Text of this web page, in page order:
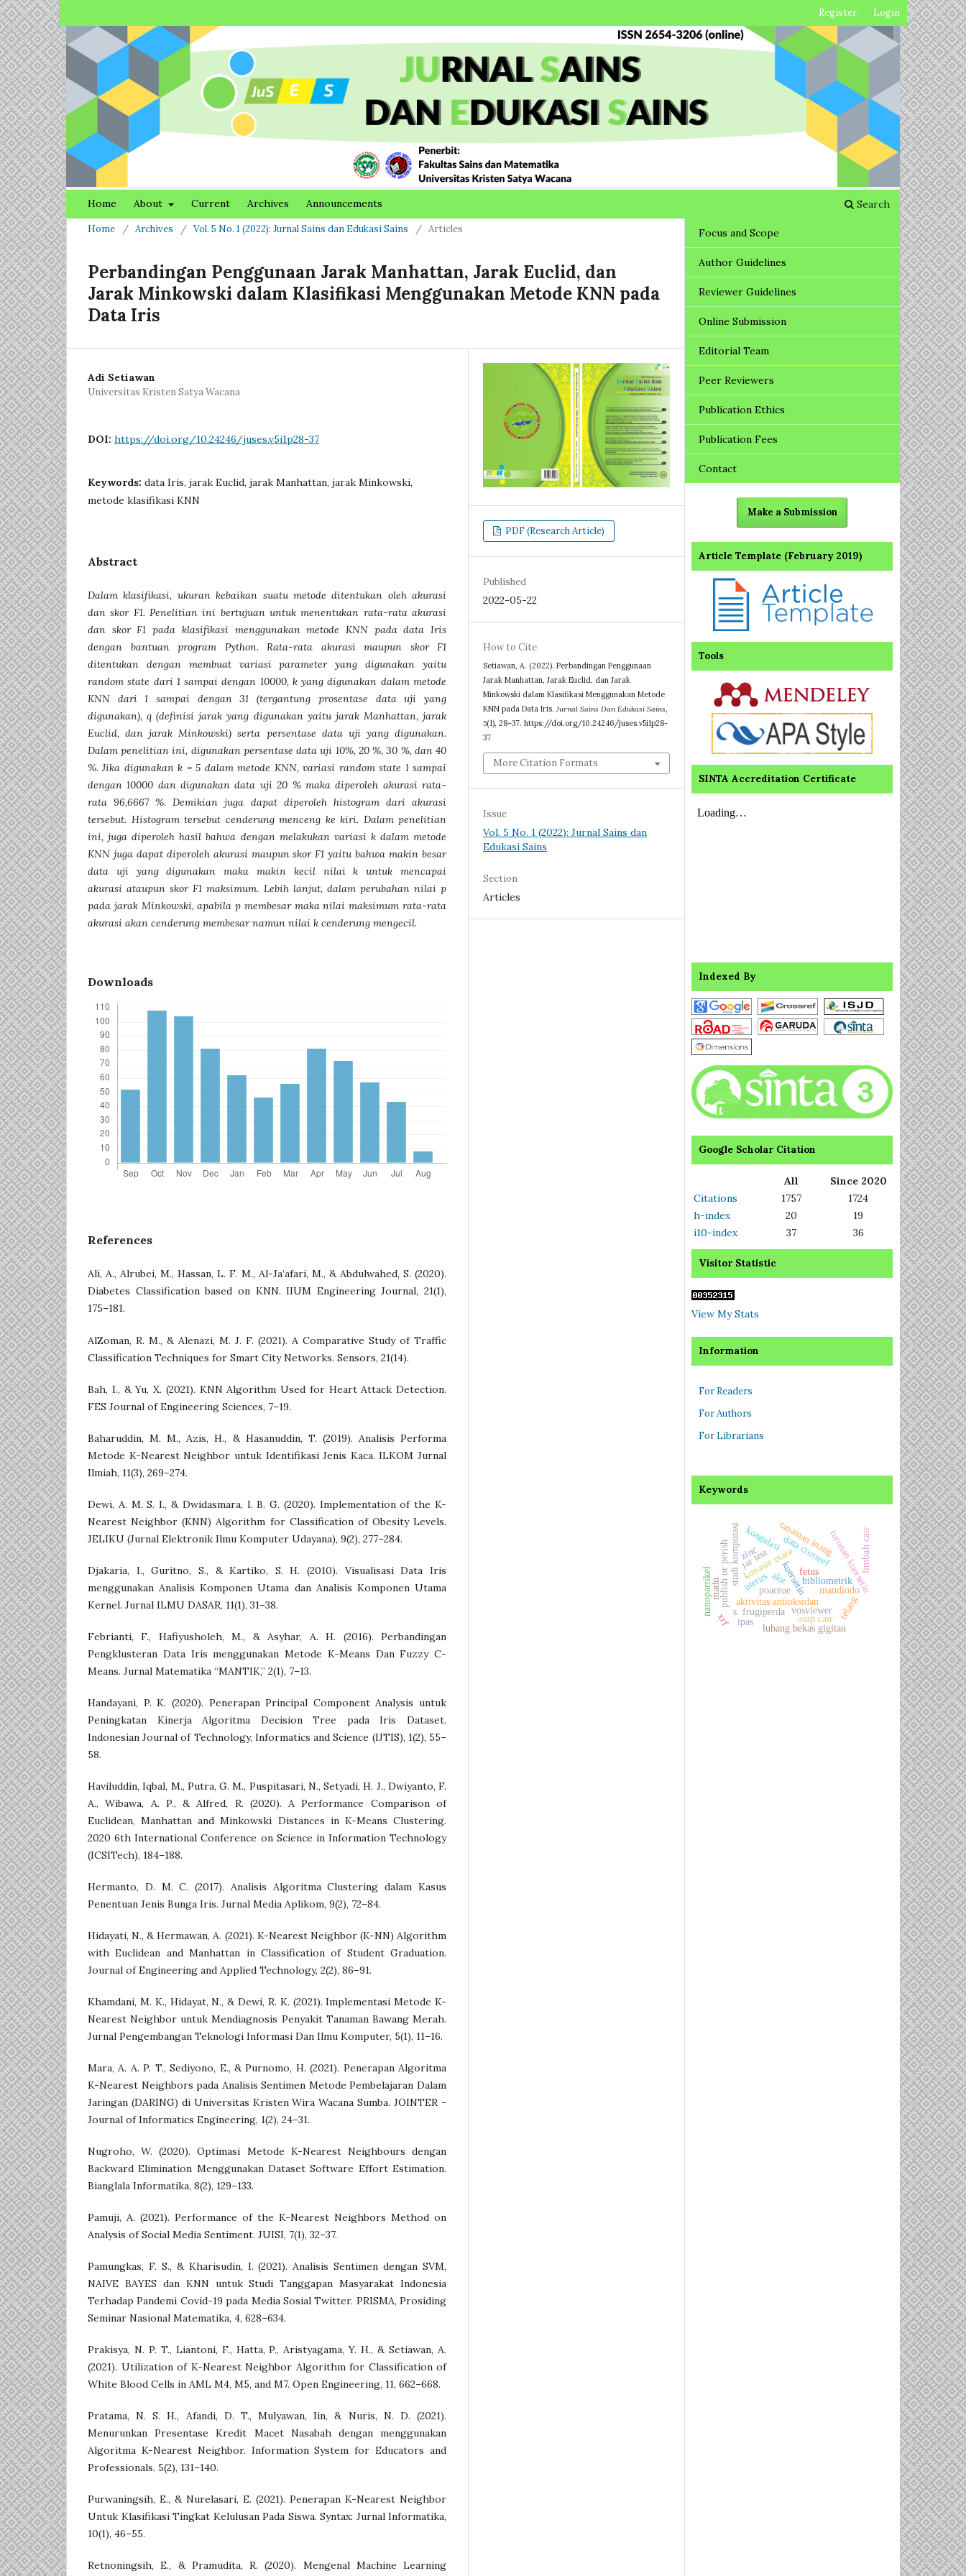
Home About Current Archives Announcements Search
Register Login
Home / Archives / Vol. 5 No. 1 (2022): Jurnal Sains dan Edukasi Sains / Articles
Perbandingan Penggunaan Jarak Manhattan, Jarak Euclid, dan
Jarak Minkowski dalam Klasifikasi Menggunakan Metode KNN pada
Data Iris
Adi Setiawan
Universitas Kristen Satya Wacana
DOI: https://doi.org/10.24246/juses.v5i1p28-37
Keywords: data Iris, jarak Euclid, jarak Manhattan, jarak Minkowski,
metode klasifikasi KNN
Abstract
Dalam klasifikasi, ukuran kebaikan suatu metode ditentukan oleh akurasi
dan skor F1. Penelitian ini bertujuan untuk menentukan rata-rata akurasi
dan skor F1 pada klasifikasi menggunakan metode KNN pada data Iris
dengan bantuan program Python. Rata-rata akurasi maupun skor F1
ditentukan dengan membuat variasi parameter yang digunakan yaitu
random state dari 1 sampai dengan 10000, k yang digunakan dalam metode
KNN dari 1 sampai dengan 31 (tergantung prosentase data uji yang
digunakan), q (definisi jarak yang digunakan yaitu jarak Manhattan, jarak
Euclid, dan jarak Minkowski) serta persentase data uji yang digunakan.
Dalam penelitian ini, digunakan persentase data uji 10%, 20 %, 30 %, dan 40
%. Jika digunakan k = 5 dalam metode KNN, variasi random state 1 sampai
dengan 10000 dan digunakan data uji 20 % maka diperoleh akurasi rata-
rata 96,6667 %. Demikian juga dapat diperoleh histogram dari akurasi
tersebut. Histogram tersebut cenderung menceng ke kiri. Dalam penelitian
ini, juga diperoleh hasil bahwa dengan melakukan variasi k dalam metode
KNN juga dapat diperoleh akurasi maupun skor F1 yaitu bahwa makin besar
data uji yang digunakan maka makin kecil nilai k untuk mencapai
akurasi ataupun skor F1 maksimum. Lebih lanjut, dalam perubahan nilai p
pada jarak Minkowski, apabila p membesar maka nilai maksimum rata-rata
akurasi akan cenderung membesar namun nilai k cenderung mengecil.
Downloads
References
Ali, A., Alrubei, M., Hassan, L. F. M., Al-Ja’afari, M., & Abdulwahed, S. (2020).
Diabetes Classification based on KNN. IIUM Engineering Journal, 21(1),
175–181.
AlZoman, R. M., & Alenazi, M. J. F. (2021). A Comparative Study of Traffic
Classification Techniques for Smart City Networks. Sensors, 21(14).
Bah, I., & Yu, X. (2021). KNN Algorithm Used for Heart Attack Detection.
FES Journal of Engineering Sciences, 7–19.
Baharuddin, M. M., Azis, H., & Hasanuddin, T. (2019). Analisis Performa
Metode K-Nearest Neighbor untuk Identifikasi Jenis Kaca. ILKOM Jurnal
Ilmiah, 11(3), 269–274.
Dewi, A. M. S. I., & Dwidasmara, I. B. G. (2020). Implementation of the K-
Nearest Neighbor (KNN) Algorithm for Classification of Obesity Levels.
JELIKU (Jurnal Elektronik Ilmu Komputer Udayana), 9(2), 277–284.
Djakaria, I., Guritno, S., & Kartiko, S. H. (2010). Visualisasi Data Iris
menggunakan Analisis Komponen Utama dan Analisis Komponen Utama
Kernel. Jurnal ILMU DASAR, 11(1), 31–38.
Febrianti, F., Hafiyusholeh, M., & Asyhar, A. H. (2016). Perbandingan
Pengklusteran Data Iris menggunakan Metode K-Means Dan Fuzzy C-
Means. Jurnal Matematika “MANTIK,” 2(1), 7–13.
Handayani, P. K. (2020). Penerapan Principal Component Analysis untuk
Peningkatan Kinerja Algoritma Decision Tree pada Iris Dataset.
Indonesian Journal of Technology, Informatics and Science (IJTIS), 1(2), 55–
58.
Haviluddin, Iqbal, M., Putra, G. M., Puspitasari, N., Setyadi, H. J., Dwiyanto, F.
A., Wibawa, A. P., & Alfred, R. (2020). A Performance Comparison of
Euclidean, Manhattan and Minkowski Distances in K-Means Clustering.
2020 6th International Conference on Science in Information Technology
(ICSITech), 184–188.
Hermanto, D. M. C. (2017). Analisis Algoritma Clustering dalam Kasus
Penentuan Jenis Bunga Iris. Jurnal Media Aplikom, 9(2), 72–84.
Hidayati, N., & Hermawan, A. (2021). K-Nearest Neighbor (K-NN) Algorithm
with Euclidean and Manhattan in Classification of Student Graduation.
Journal of Engineering and Applied Technology, 2(2), 86–91.
Khamdani, M. K., Hidayat, N., & Dewi, R. K. (2021). Implementasi Metode K-
Nearest Neighbor untuk Mendiagnosis Penyakit Tanaman Bawang Merah.
Jurnal Pengembangan Teknologi Informasi Dan Ilmu Komputer, 5(1), 11–16.
Mara, A. A. P. T., Sediyono, E., & Purnomo, H. (2021). Penerapan Algoritma
K-Nearest Neighbors pada Analisis Sentimen Metode Pembelajaran Dalam
Jaringan (DARING) di Universitas Kristen Wira Wacana Sumba. JOINTER -
Journal of Informatics Engineering, 1(2), 24–31.
Nugroho, W. (2020). Optimasi Metode K-Nearest Neighbours dengan
Backward Elimination Menggunakan Dataset Software Effort Estimation.
Bianglala Informatika, 8(2), 129–133.
Pamuji, A. (2021). Performance of the K-Nearest Neighbors Method on
Analysis of Social Media Sentiment. JUISI, 7(1), 32–37.
Pamungkas, F. S., & Kharisudin, I. (2021). Analisis Sentimen dengan SVM,
NAIVE BAYES dan KNN untuk Studi Tanggapan Masyarakat Indonesia
Terhadap Pandemi Covid-19 pada Media Sosial Twitter. PRISMA, Prosiding
Seminar Nasional Matematika, 4, 628–634.
Prakisya, N. P. T., Liantoni, F., Hatta, P., Aristyagama, Y. H., & Setiawan, A.
(2021). Utilization of K-Nearest Neighbor Algorithm for Classification of
White Blood Cells in AML M4, M5, and M7. Open Engineering, 11, 662–668.
Pratama, N. S. H., Afandi, D. T., Mulyawan, Iin, & Nuris, N. D. (2021).
Menurunkan Presentase Kredit Macet Nasabah dengan menggunakan
Algoritma K-Nearest Neighbor. Information System for Educators and
Professionals, 5(2), 131–140.
Purwaningsih, E., & Nurelasari, E. (2021). Penerapan K-Nearest Neighbor
Untuk Klasifikasi Tingkat Kelulusan Pada Siswa. Syntax: Jurnal Informatika,
10(1), 46–55.
Retnoningsih, E., & Pramudita, R. (2020). Mengenal Machine Learning
PDF (Research Article)
Published
2022-05-22
How to Cite
Setiawan, A. (2022). Perbandingan Penggunaan
Jarak Manhattan, Jarak Euclid, dan Jarak
Minkowski dalam Klasifikasi Menggunakan Metode
KNN pada Data Iris.Jurnal Sains Dan Edukasi Sains,
5(1), 28–37. https://doi.org/10.24246/juses.v5i1p28-
37
More Citation Formats
Issue
Vol. 5 No. 1 (2022): Jurnal Sains dan
Edukasi Sains
Section
Articles
Focus and Scope
Author Guidelines
Reviewer Guidelines
Online Submission
Editorial Team
Peer Reviewers
Publication Ethics
Publication Fees
Contact
Make a Submission
Article Template (February 2019)
Tools
SINTA Accreditation Certificate
Indexed By
Google Scholar Citation
All
Since 2020
Citations
1757
1724
h-index
20
19
i10-index
37 36
Visitor Statistic
View My Stats
Information
For Readers
For Authors
For Librarians
Keywords
aktivitas antioksidan
kuersetin
konawe utara
vosviewer
publish or perish data crossref
bibliometrik
asap cair
turunan kuersetin
studi komputasi tanaman inang
mandiodo
s. frugiperda
poaceae
lubang bekas gigitan
limbah cair
koagulasi
jar test
telang
madu alor
uterus fetus
zinc
nanopartikel
xrf ipas